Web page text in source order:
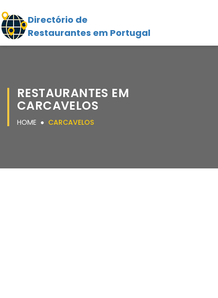
Directório de
Restaurantes em Portugal
RESTAURANTES EM
CARCAVELOS
HOME CARCAVELOS